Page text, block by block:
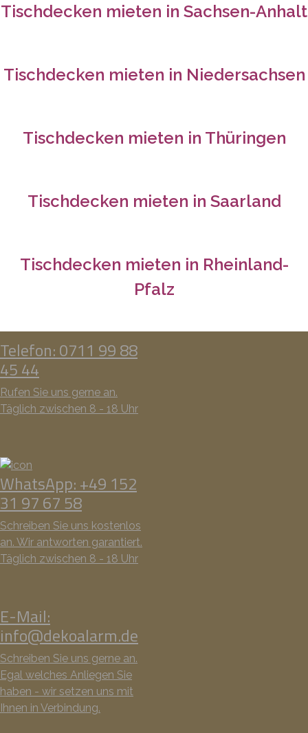
Tischdecken mieten in Sachsen-Anhalt
Tischdecken mieten in Niedersachsen
Tischdecken mieten in Thüringen
Tischdecken mieten in Saarland
Tischdecken mieten in Rheinland-
Pfalz
Telefon: 0711 99 88
45 44
Rufen Sie uns gerne an.
Täglich zwischen 8 - 18 Uhr
WhatsApp: +49 152
31 97 67 58
Schreiben Sie uns kostenlos
an. Wir antworten garantiert.
Täglich zwischen 8 - 18 Uhr
E-Mail:
info@dekoalarm.de
Schreiben Sie uns gerne an.
Egal welches Anliegen Sie
haben - wir setzen uns mit
Ihnen in Verbindung.